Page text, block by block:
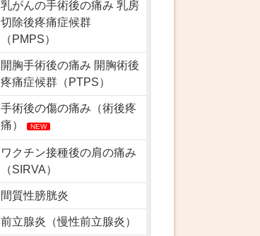
乳がんの手術後の痛み 乳房
切除後疼痛症候群
（PMPS）
開胸手術後の痛み 開胸術後
疼痛症候群（PTPS）
手術後の傷の痛み（術後疼
痛）
NEW
ワクチン接種後の肩の痛み
（SIRVA）
間質性膀胱炎
前立腺炎（慢性前立腺炎）